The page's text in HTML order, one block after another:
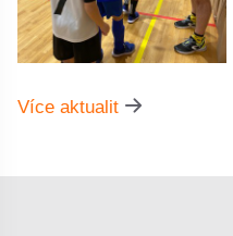
Více aktualit